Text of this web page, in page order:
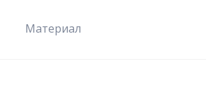
Материал